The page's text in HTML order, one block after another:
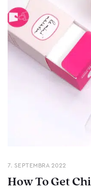
7. SEPTEMBRA 2022
How To Get